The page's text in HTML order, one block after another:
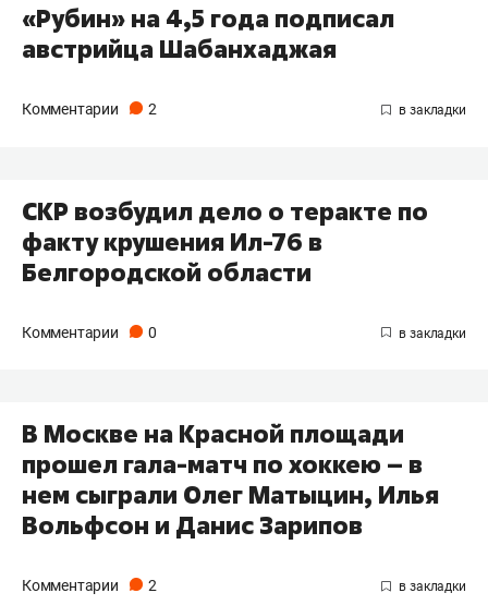
«Рубин» на 4,5 года подписал
австрийца Шабанхаджая
Комментарии 2
СКР возбудил дело о теракте по
факту крушения Ил-76 в
Белгородской области
Комментарии 0
В Москве на Красной площади
прошел гала-матч по хоккею – в
нем сыграли Олег Матыцин, Илья
Вольфсон и Данис Зарипов
Комментарии 2